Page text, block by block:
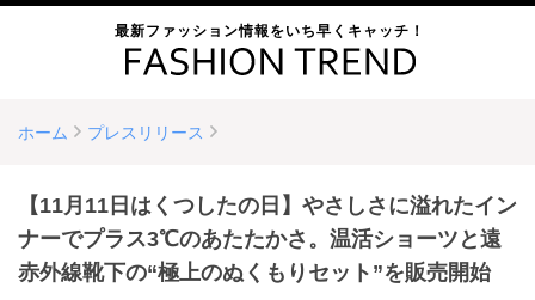
最新ファッション情報をいち早くキャッチ！
ホーム プレスリリース
【11月11日はくつしたの日】やさしさに溢れたイン
ナーでプラス3℃のあたたかさ。温活ショーツと遠
赤外線靴下の“極上のぬくもりセット”を販売開始